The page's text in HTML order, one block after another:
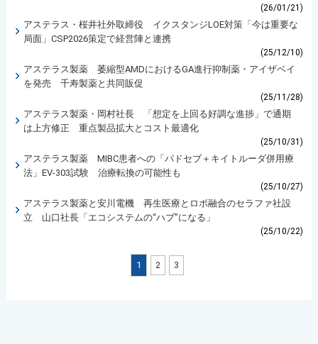
(26/01/21)
アステラス・桜井社外取締役 イクスタンジLOE対策「今は重要な
局面」CSP2026策定で経営陣と連携
(25/12/10)
アステラス製薬 萎縮型AMDにおけるGA進行抑制薬・アイザベイ
を発売 千寿製薬と共同販促
(25/11/28)
アステラス製薬・岡村社長 「想定を上回る好調な進捗」で通期
は上方修正 重点製品拡大とコスト最適化
(25/10/31)
アステラス製薬 MIBC患者への「パドセブ＋キイトルーダ併用療
法」EV-303試験 治療転換の可能性も
(25/10/27)
アステラス製薬と安川電機 再生医療とロボ融合のセラファ社設
立 山口社長「エコシステムの“ハブ”になる」
(25/10/22)
1 2 3